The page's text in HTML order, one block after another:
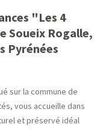
"Les 4
Soueix Rogalle,
Pyrénées
sur la commune de
vous accueille dans
et préservé idéal